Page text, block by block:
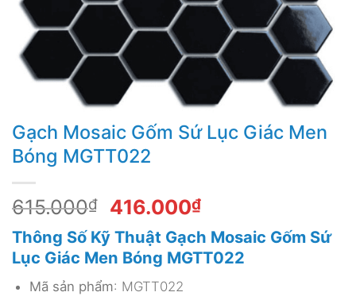
Gạch Mosaic Gốm Sứ Lục Giác Men
Bóng MGTT022
615.000₫
Giá
gốc
là:
615.000₫.
416.000₫Giá
hiện
tại
là:
Thông Số Kỹ Thuật Gạch Mosaic Gốm Sứ
Lục Giác Men Bóng MGTT022
Mã sản phẩm: MGTT022